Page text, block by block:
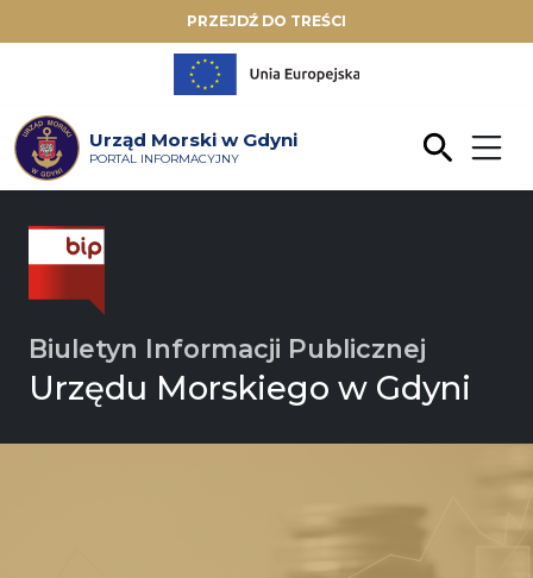
PRZEJDŹ DO TREŚCI
Urząd Morski w Gdyni
PORTAL INFORMACYJNY
Biuletyn Informacji Publicznej
Urzędu Morskiego w Gdyni